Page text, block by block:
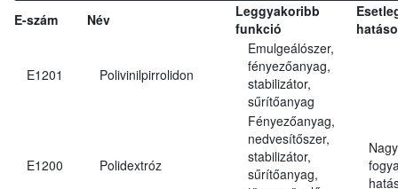
E-szám Név
Leggyakoribb
funkció
E1201 Polivinilpirrolidon
Emulgeálószer,
fényezőanyag,
stabilizátor,
sűrítőanyag
E1200 Polidextróz
Fényezőanyag,
nedvesítőszer,
stabilizátor,
sűrítőanyag,